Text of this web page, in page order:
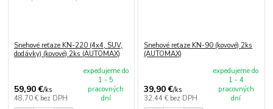
Snehové reťaze KN-220 (4x4, SUV,
dodávky) (kovové) 2ks (AUTOMAX)
59,90 €/ks
48,70 € bez DPH
expedujeme do
1 - 5
pracovných
dní
Snehové reťaze KN-90 (kovové) 2ks
(AUTOMAX)
39,90 €/ks
32,44 € bez DPH
expedujeme do
1 - 4
pracovných
dní